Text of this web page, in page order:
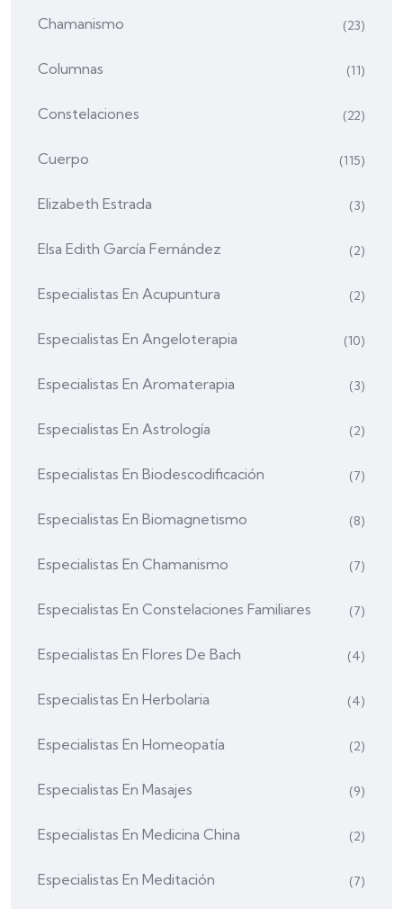
Chamanismo (23)
Columnas (11)
Constelaciones (22)
Cuerpo (115)
Elizabeth Estrada (3)
Elsa Edith García Fernández (2)
Especialistas En Acupuntura (2)
Especialistas En Angeloterapia (10)
Especialistas En Aromaterapia (3)
Especialistas En Astrología (2)
Especialistas En Biodescodificación (7)
Especialistas En Biomagnetismo (8)
Especialistas En Chamanismo (7)
Especialistas En Constelaciones Familiares (7)
Especialistas En Flores De Bach (4)
Especialistas En Herbolaria (4)
Especialistas En Homeopatía (2)
Especialistas En Masajes (9)
Especialistas En Medicina China (2)
Especialistas En Meditación (7)